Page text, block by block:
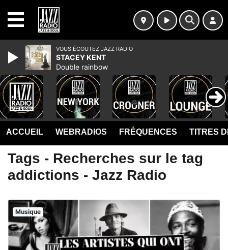
ACCUEIL WEBRADIOS FRÉQUENCES TITRES
Tags - Recherches sur le tag
addictions - Jazz Radio
Musique
VOUS ÉCOUTEZ JAZZ RADIO
STACEY KENT
Double rainbow